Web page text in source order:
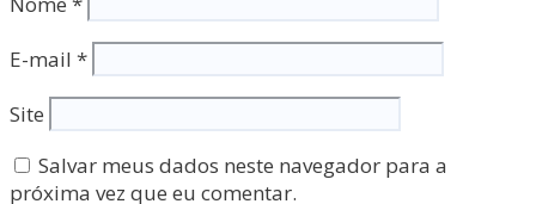
E-mail *
Site
Salvar meus dados neste navegador para a
próxima vez que eu comentar.